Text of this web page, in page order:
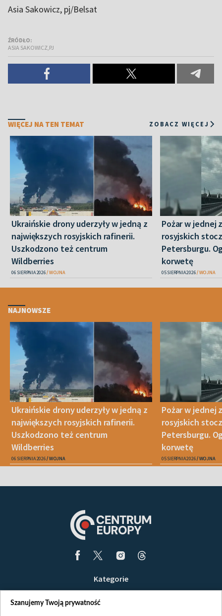
Asia Sakowicz, pj/Belsat
ŹRÓDŁO:
ASIA SAKOWICZ,PJ
WIĘCEJ NA TEN TEMAT ZOBACZ WIĘCEJ
Ukraińskie drony uderzyły w jedną z
największych rosyjskich rafinerii.
Uszkodzono też centrum
Wildberries
06 SIERPNIA 2026 WOJNA
Pożar w jednej
rosyjskich
Petersburgu.
korwetę
05 SIERPNIA 2026 WOJNA
NAJNOWSZE
Ukraińskie drony uderzyły w jedną z
największych rosyjskich rafinerii.
Uszkodzono też centrum
Wildberries
06 SIERPNIA 2026 WOJNA
Pożar w jednej
rosyjskich
Petersburgu.
korwetę
05 SIERPNIA 2026 WOJNA
Kategorie
Szanujemy Twoją prywatność